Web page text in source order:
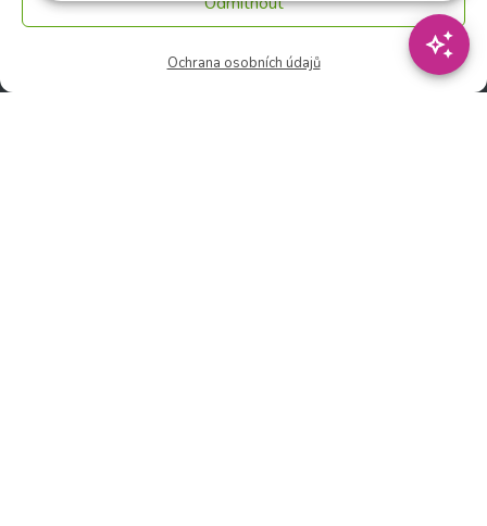
Ochrana osobních údajů
🕑 Ut – Pá: 9:00 - 12:00 │ 13:00 - 17:00
🕑 So: 9:00 – 15:00